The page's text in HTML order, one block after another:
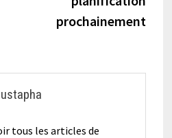
prochainement
tous les articles de